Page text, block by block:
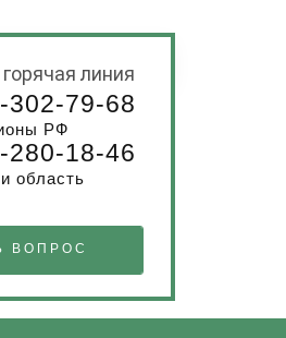
линия
302-79-68
РФ
280-18-46
область
ВОПРОС